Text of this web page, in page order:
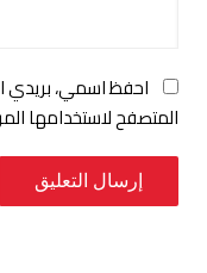
احفظ اسمي، بريدي
المتصفح لاستخدامها